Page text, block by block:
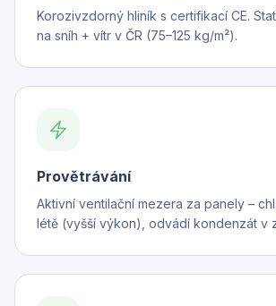
Korozivzdorný hliník s certifikací CE.
na sníh + vítr v ČR (75–125 kg/m²).
Provětrávání
Aktivní ventilační mezera za panely –
létě (vyšší výkon), odvádí kondenzát v